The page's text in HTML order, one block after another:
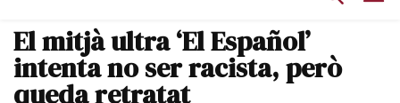
El mitjà ultra ‘El Español’
intenta no ser racista, però
queda retratat